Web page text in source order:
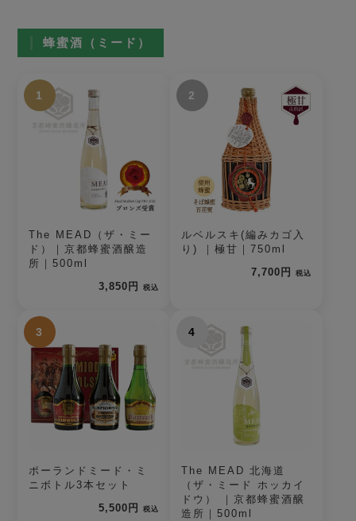
蜂蜜酒（ミード）
1
The MEAD（ザ・ミー
ド）｜京都蜂蜜酒醸造
所｜500ml
3,850円
税込
2
ルベルスキ(編みカゴ入
り) ｜極甘｜750ml
7,700円
税込
3
ポーランドミード・ミ
ニボトル3本セット
5,500円
税込
4
The MEAD 北海道
（ザ・ミード ホッカイ
ドウ） ｜京都蜂蜜酒醸
造所｜500ml